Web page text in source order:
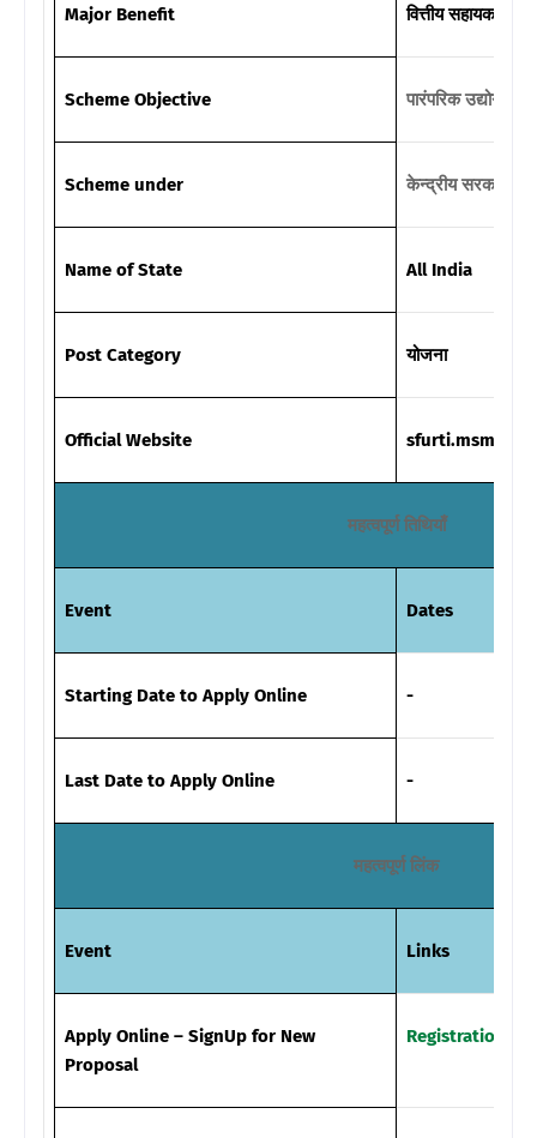
Major Benefit वित्तीय सहायक
Scheme Objective पारंपरिक उद्योगों का
Scheme under केन्द्रीय सरकार
Name of State All India
Post Category योजना
Official Website
महत्वपूर्ण तिथियाँ
Event Dates
Starting Date to Apply Online -
Last Date to Apply Online -
महत्वपूर्ण लिंक
Event Links
Apply Online – SignUp for New
Proposal
Registration